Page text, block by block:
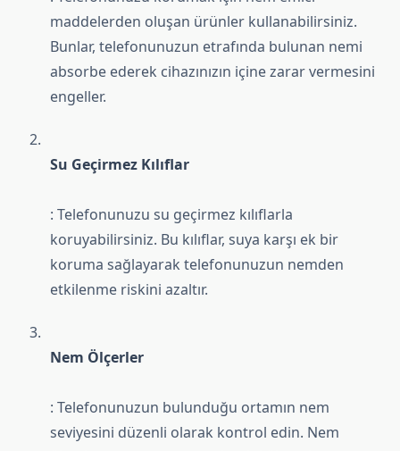
maddelerden oluşan ürünler kullanabilirsiniz.
Bunlar, telefonunuzun etrafında bulunan nemi
absorbe ederek cihazınızın içine zarar vermesini
engeller.
Su Geçirmez Kılıflar
: Telefonunuzu su geçirmez kılıflarla
koruyabilirsiniz. Bu kılıflar, suya karşı ek bir
koruma sağlayarak telefonunuzun nemden
etkilenme riskini azaltır.
Nem Ölçerler
: Telefonunuzun bulunduğu ortamın nem
seviyesini düzenli olarak kontrol edin. Nem